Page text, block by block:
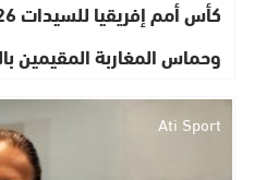
وحماس المغاربة المقيمين
Ati Sport